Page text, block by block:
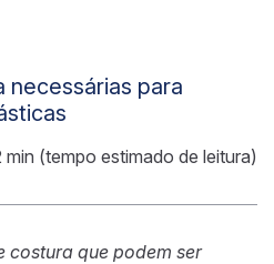
necessárias para
min (tempo estimado de leitura)
costura que podem ser